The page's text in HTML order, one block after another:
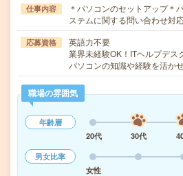
仕事内容
＊パソコンのセットアップ＊
ステムに関する問い合わせ
応募資格
英語力不要
業界未経験OK！ITヘルプデス
パソコンの知識や経験を活か
職場の雰囲気
年齢層
20代
30代
男女比率
女性